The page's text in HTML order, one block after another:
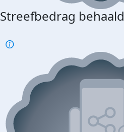
Streefbedrag behaald